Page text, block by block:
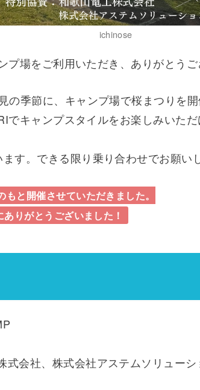
ichinose
プ場をご利用いただき、ありがとうご
の季節に、キャンプ場で桜まつりを開
でキャンプスタイルをお楽しみいただ
す。できる限り乗り合わせでお願いし
と開催させていただきました。
りがとうございました！
式会社、株式会社アステムソリューシ